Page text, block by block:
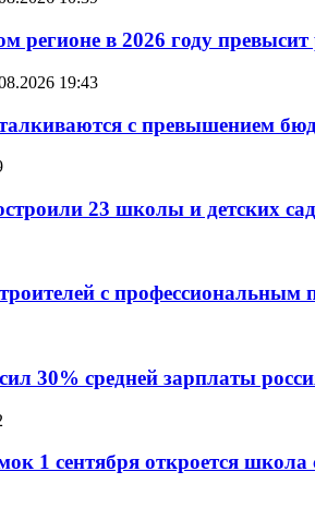
регионе в 2026 году
19:43
с превышением
23 школы и детских
с профессиональным
30% средней зарплаты
1 сентября откроется школа